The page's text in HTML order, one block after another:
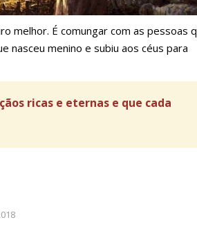
melhor. É comungar com as pessoas
nasceu menino e subiu aos céus para
ricas e eternas e que cada